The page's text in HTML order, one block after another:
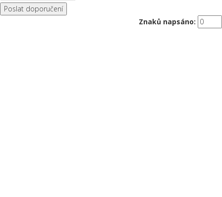
Znaků napsáno: